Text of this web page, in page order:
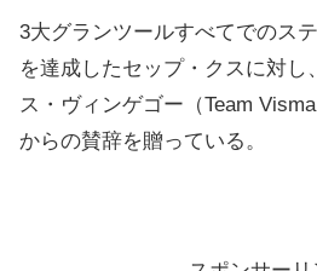
3大グランツールすべてでのス
を達成したセップ・クスに対し
ス・ヴィンゲゴー（Team
からの賛辞を贈っている。